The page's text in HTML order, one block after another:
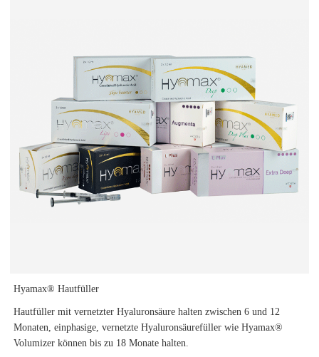
Hyamax® Hautfüller
Hautfüller mit vernetzter Hyaluronsäure halten zwischen 6 und 12
Monaten, einphasige, vernetzte Hyaluronsäurefüller wie Hyamax®
Volumizer können bis zu 18 Monate halten.